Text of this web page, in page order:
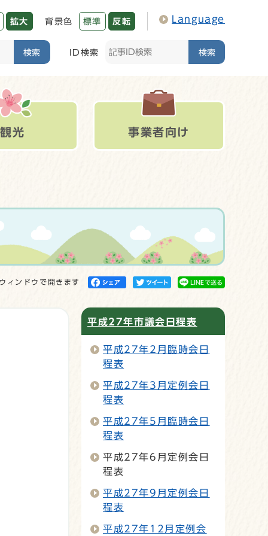
拡大 背景色 標準 反転 Language
検索 ID検索 検索
観光 事業者向け
ィンドウで開きます
平成27年市議会日程表
平成27年2月臨時会日
程表
平成27年3月定例会日
程表
平成27年5月臨時会日
程表
平成27年6月定例会日
程表
平成27年9月定例会日
程表
平成27年12月定例会